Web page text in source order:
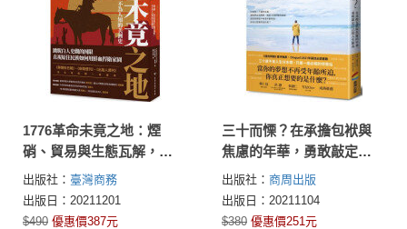
1776革命未竟之地：煙
硝、貿易與生態瓦解，不
為人知的美洲史
出版社： 臺灣商務
出版日：20211201
$490 優惠價387元
三十而慄？在承擔包袱與
焦慮的年華，勇敢敲定自
己的人生節奏
出版社： 商周出版
出版日：20211104
$380 優惠價251元